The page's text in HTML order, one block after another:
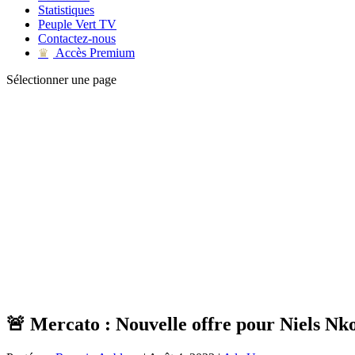
Statistiques
Peuple Vert TV
Contactez-nous
♛
Accès Premium
Sélectionner une page
🚨 Mercato : Nouvelle offre pour Niels